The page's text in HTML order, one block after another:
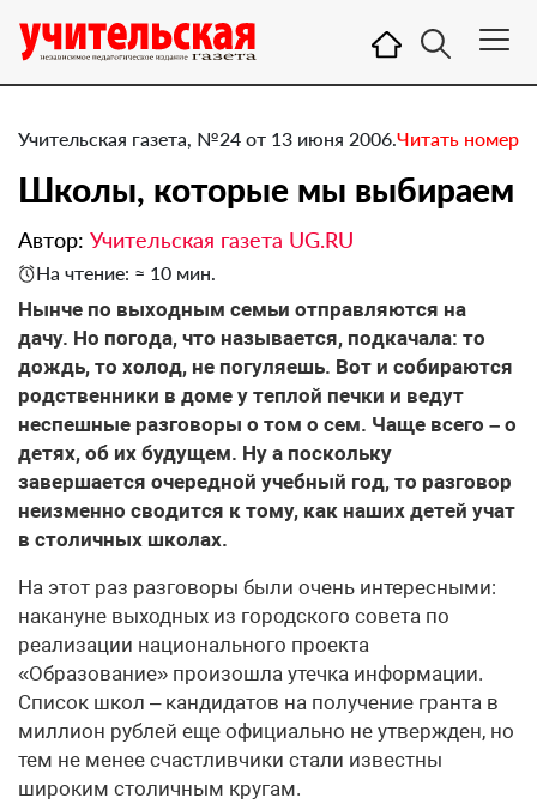
Учительская газета, №24 от 13 июня 2006.Читать номер
Школы, которые мы выбираем
Автор: Учительская газета UG.RU
На чтение: ≈ 10 мин.
Нынче по выходным семьи отправляются на
дачу. Но погода, что называется, подкачала: то
дождь, то холод, не погуляешь. Вот и собираются
родственники в доме у теплой печки и ведут
неспешные разговоры о том о сем. Чаще всего – о
детях, об их будущем. Ну а поскольку
завершается очередной учебный год, то разговор
неизменно сводится к тому, как наших детей учат
в столичных школах.
На этот раз разговоры были очень интересными:
накануне выходных из городского совета по
реализации национального проекта
«Образование» произошла утечка информации.
Список школ – кандидатов на получение гранта в
миллион рублей еще официально не утвержден, но
тем не менее счастливчики стали известны
широким столичным кругам.